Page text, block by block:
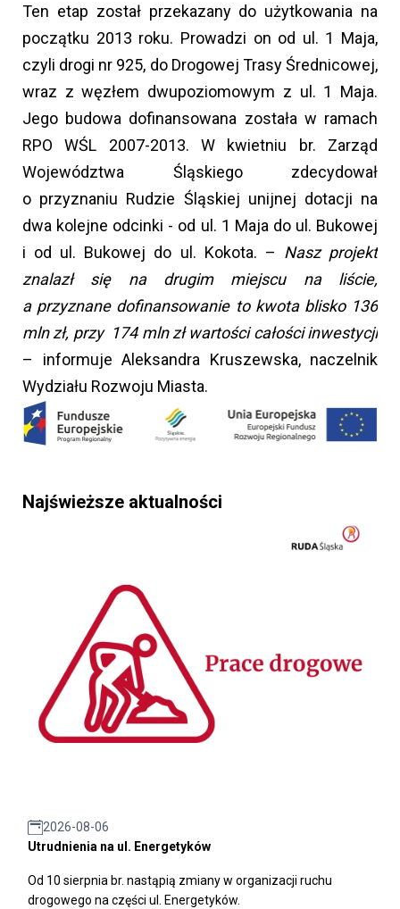
Ten etap został przekazany do użytkowania na
początku 2013 roku. Prowadzi on od ul. 1 Maja,
czyli drogi nr 925, do Drogowej Trasy Średnicowej,
wraz z węzłem dwupoziomowym z ul. 1 Maja.
Jego budowa dofinansowana została w ramach
RPO WŚL 2007-2013. W kwietniu br. Zarząd
Województwa Śląskiego zdecydował
o przyznaniu Rudzie Śląskiej unijnej dotacji na
dwa kolejne odcinki - od ul. 1 Maja do ul. Bukowej
i od ul. Bukowej do ul. Kokota. – Nasz projekt
znalazł się na drugim miejscu na liście,
a przyznane dofinansowanie to kwota blisko 136
mln zł, przy 174 mln zł wartości całości inwestycji
– informuje Aleksandra Kruszewska, naczelnik
Wydziału Rozwoju Miasta.
Najświeższe aktualności
2026-08-06
Utrudnienia na ul. Energetyków
Od 10 sierpnia br. nastąpią zmiany w organizacji ruchu
drogowego na części ul. Energetyków.